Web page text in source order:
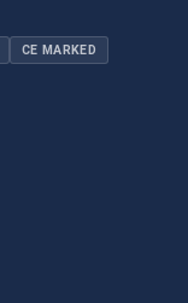
CE MARKED